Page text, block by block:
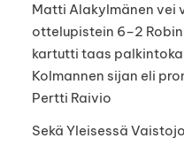
Matti Alakylmänen vei
ottelupistein 6–2
kartutti taas
Kolmannen sijan eli
Pertti Raivio
Sekä Yleisessä